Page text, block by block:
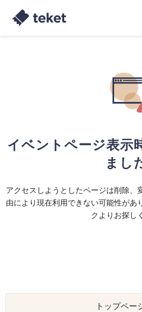
イベントページ表示
まし
アクセスしようとしたページは削除、
由により現在利用できない可能性があ
クよりお探し
トップペー